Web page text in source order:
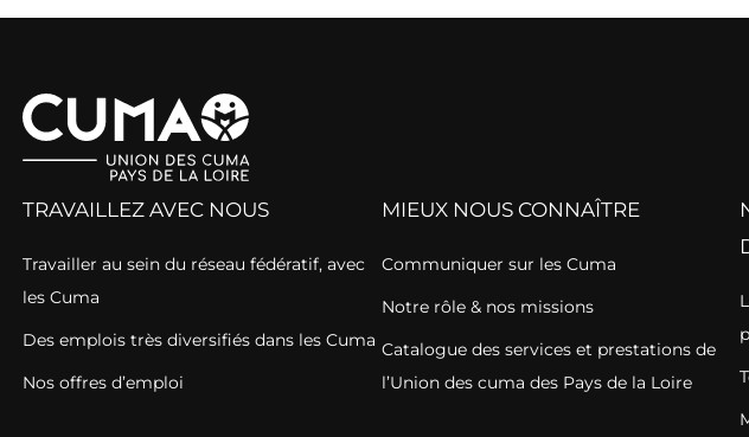
TRAVAILLEZ AVEC NOUS
Travailler au sein du réseau fédératif, avec
les Cuma
Des emplois très diversifiés dans les Cuma
Nos offres d’emploi
MIEUX NOUS CONNAÎTRE
Communiquer sur les Cuma
Notre rôle & nos missions
Catalogue des services et prestations de
l’Union des cuma des Pays de la Loire